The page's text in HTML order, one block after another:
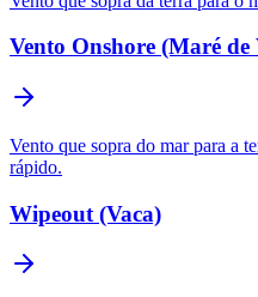
Vento Onshore (Maré de
Vento que sopra do mar para a
rápido.
Wipeout (Vaca)